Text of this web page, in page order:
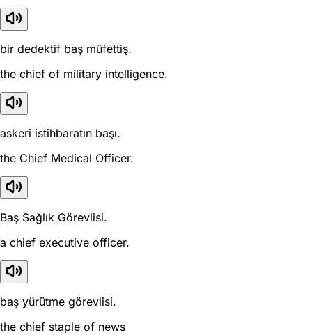
bir dedektif baş müfettiş.
the chief of military intelligence.
askeri istihbaratın başı.
the Chief Medical Officer.
Baş Sağlık Görevlisi.
a chief executive officer.
baş yürütme görevlisi.
the chief staple of news